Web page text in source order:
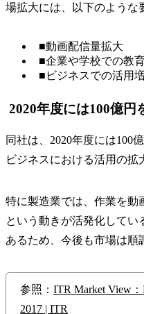
場拡大には、以下のような
■動画配信量拡大
■企業や学校での教
■ビジネスでの活用
2020年度には100億円
同社は、2020年度には100
ビジネスにおける活用の拡
特に製造業では、作業を動
という動きが活発化して
あるため、今後も市場は順
参照： ITR Market View
2017 | ITR